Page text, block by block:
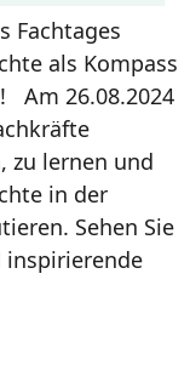
Fachtages
als Kompass
Am 26.08.2024
zu lernen und
in der
Sehen Sie
inspirierende